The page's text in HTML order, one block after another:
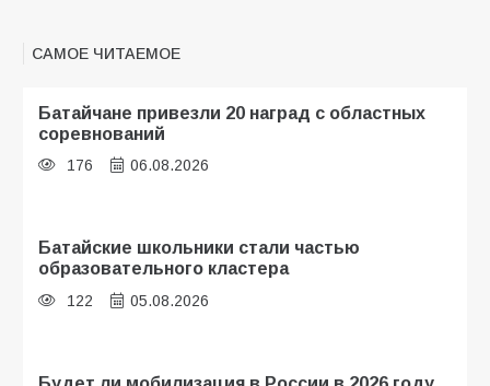
САМОЕ ЧИТАЕМОЕ
Батайчане привезли 20 наград с областных
соревнований
176 06.08.2026
Батайские школьники стали частью
образовательного кластера
122 05.08.2026